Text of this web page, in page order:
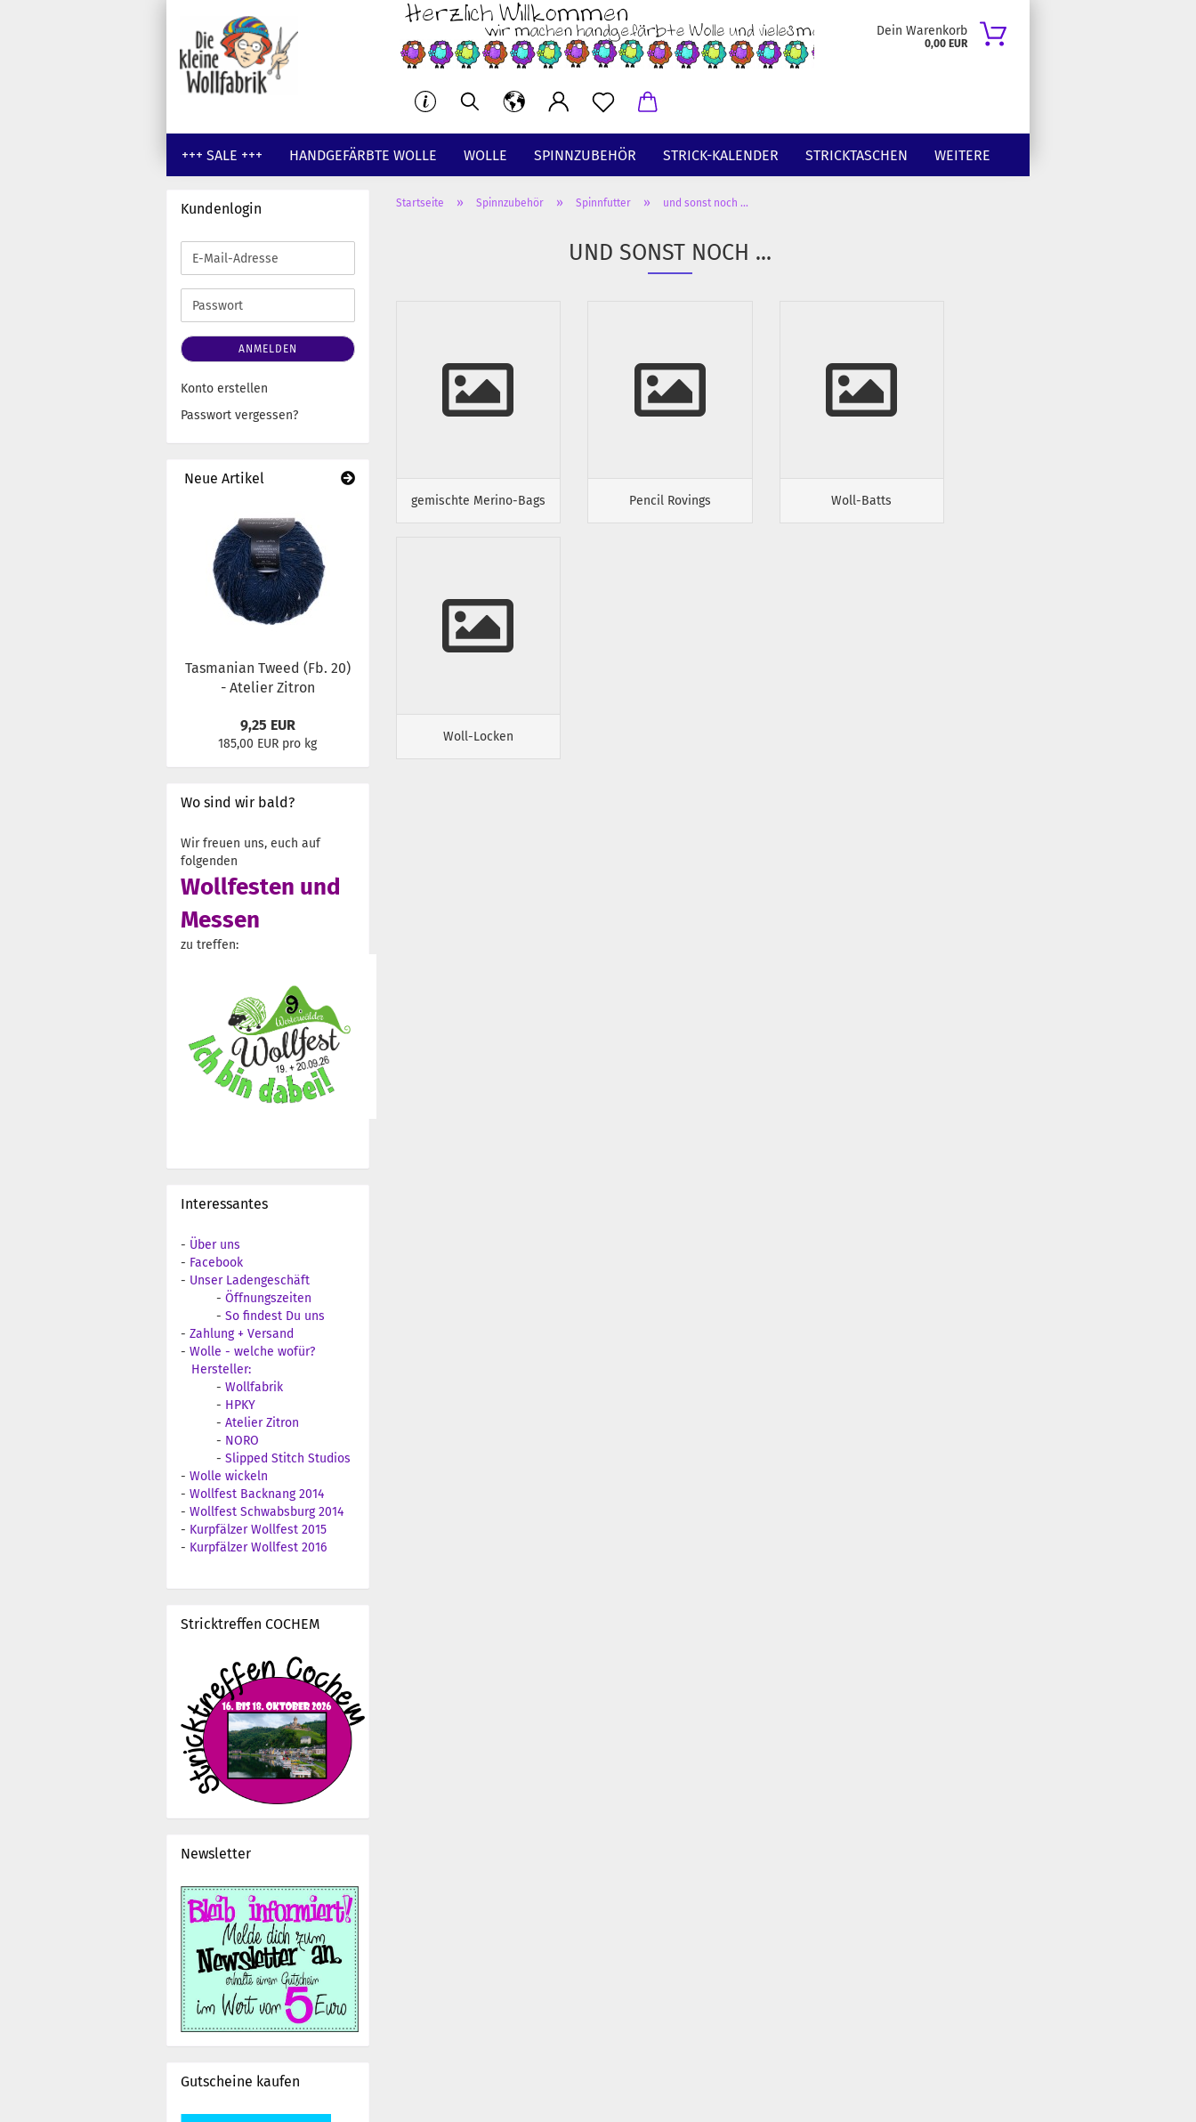
Dein Warenkorb
0,00 EUR
+++ SALE +++ HANDGEFÄRBTE WOLLE WOLLE SPINNZUBEHÖR STRICK-KALENDER STRICKTASCHEN WEITERE
Label von Nobaa
Stricknadel-Stopper ... die
Viecher
Tassen
Stricknadeln
Buttons
Kühlschrankmagnete
Bücher / Anleitungen
ungefärbte Kammzüge
Startseite » Spinnzubehör » Spinnfutter » und sonst noch ...
UND SONST NOCH ...
gemischte Merino-Bags Pencil Rovings Woll-Batts
Woll-Locken
Kundenlogin
E-
Mail-
Adresse
Passwort
ANMELDEN
Konto erstellen
Passwort vergessen?
Neue Artikel
Tasmanian Tweed (Fb. 20)
- Atelier Zitron
9,25 EUR
185,00 EUR pro kg
Wo sind wir bald?
Wir freuen uns, euch auf
folgenden
Wollfesten und
Messen
zu treffen:
Interessantes
- Über uns
- Facebook
- Unser Ladengeschäft
- Öffnungszeiten
- So findest Du uns
- Zahlung + Versand
- Wolle - welche wofür?
Hersteller:
- Wollfabrik
- HPKY
- Atelier Zitron
- NORO
- Slipped Stitch Studios
- Wolle wickeln
- Wollfest Backnang 2014
- Wollfest Schwabsburg 2014
- Kurpfälzer Wollfest 2015
- Kurpfälzer Wollfest 2016
Stricktreffen COCHEM
Newsletter
Gutscheine kaufen